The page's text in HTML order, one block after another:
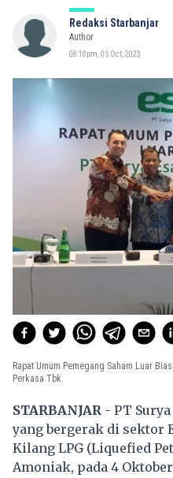
Redaksi Starbanjar
Author
08:10pm, 05 Oct, 2023
Rapat Umum Pemegang Saham Luar
Perkasa Tbk.
STARBANJAR - PT
yang bergerak di sektor
Kilang LPG (Liquefied
Amoniak, pada 4